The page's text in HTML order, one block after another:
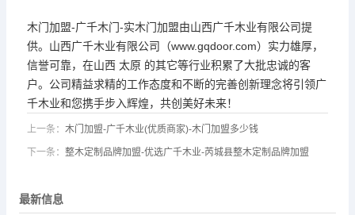
木门加盟-广千木门-实木门加盟由山西广千木业有限公司提
供。山西广千木业有限公司（www.gqdoor.com）实力雄厚，
信誉可靠，在山西 太原 的其它等行业积累了大批忠诚的客
户。公司精益求精的工作态度和不断的完善创新理念将引领广
千木业和您携手步入辉煌，共创美好未来！
上一条： 木门加盟-广千木业(优质商家)-木门加盟多少钱
下一条： 整木定制品牌加盟-优选广千木业-芮城县整木定制品牌加盟
最新信息